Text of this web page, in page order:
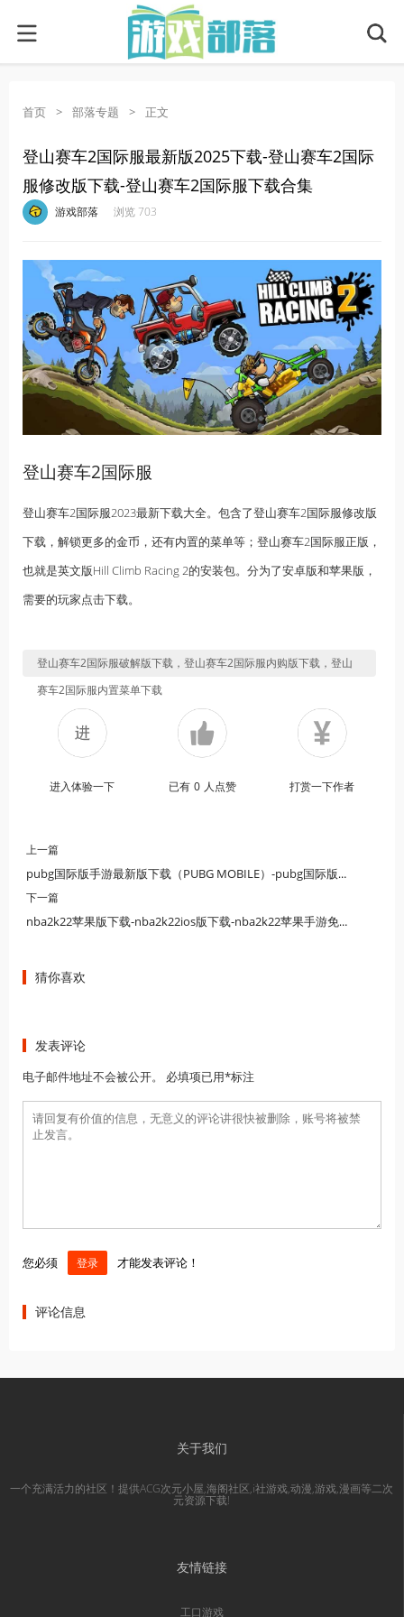
首页 > 部落专题 > 正文
登山赛车2国际服最新版2025下载-登山赛车2国际
服修改版下载-登山赛车2国际服下载合集
游戏部落 浏览 703
登山赛车2国际服
登山赛车2国际服2023最新下载大全。包含了登山赛车2国际服修改版
下载，解锁更多的金币，还有内置的菜单等；登山赛车2国际服正版，
也就是英文版Hill Climb Racing 2的安装包。分为了安卓版和苹果版，
需要的玩家点击下载。
登山赛车2国际服破解版下载，登山赛车2国际服内购版下载，登山
赛车2国际服内置菜单下载
进入体验一下 已有 0 人点赞 打赏一下作者
上一篇
pubg国际版手游最新版下载（PUBG MOBILE）-pubg国际版官网下载-pubg下载合集
下一篇
nba2k22苹果版下载-nba2k22ios版下载-nba2k22苹果手游免费下载合集
猜你喜欢
发表评论
电子邮件地址不会被公开。 必填项已用*标注
您必须 登录 才能发表评论！
评论信息
关于我们
一个充满活力的社区！提供ACG次元小屋,海阁社区,i社游戏,动漫,游戏,漫画等二次
元资源下载!
友情链接
工口游戏